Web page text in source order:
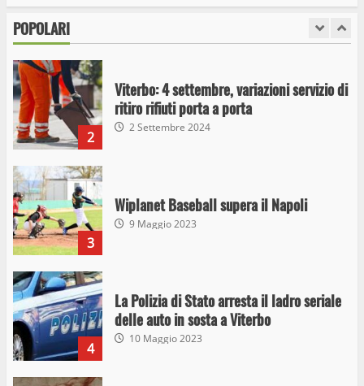
POPOLARI
stupefacenti
2
Viterbo: 4 settembre, variazioni servizio di
ritiro rifiuti porta a porta
2 Settembre 2024
3
Wiplanet Baseball supera il Napoli
9 Maggio 2023
4
La Polizia di Stato arresta il ladro seriale
delle auto in sosta a Viterbo
10 Maggio 2023